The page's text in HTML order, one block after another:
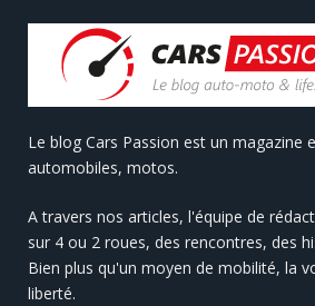
Le blog Cars Passion est un magazine
automobiles, motos.
A travers nos articles, l'équipe de
sur 4 ou 2 roues, des rencontres, des
Bien plus qu'un moyen de mobilité, la
liberté.